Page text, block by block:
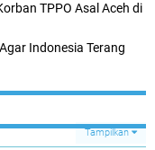
TPPO Asal Aceh di
Indonesia Terang
Tampilkan